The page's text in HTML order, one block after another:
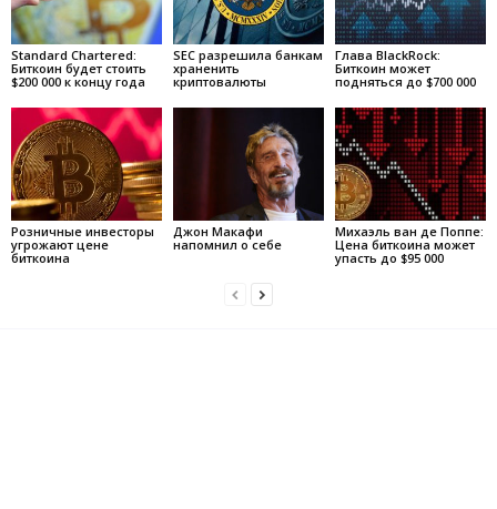
Standard Chartered:
Биткоин будет стоить
$200 000 к концу года
SEC разрешила банкам
храненить
криптовалюты
Глава BlackRock:
Биткоин может
подняться до $700 000
Розничные инвесторы
угрожают цене
биткоина
Джон Макафи
напомнил о себе
Михаэль ван де Поппе:
Цена биткоина может
упасть до $95 000